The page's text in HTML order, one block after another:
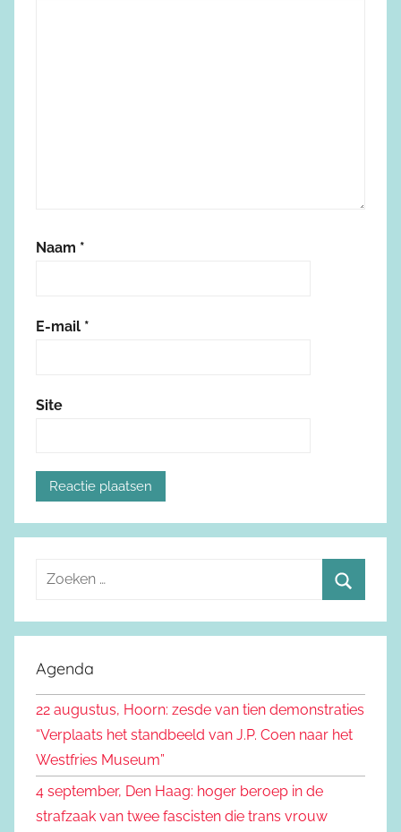
Naam *
E-mail *
Site
e
e
n
r
:
o
e
n
Agenda
22 augustus, Hoorn: zesde van tien demonstraties
“Verplaats het standbeeld van J.P. Coen naar het
Westfries Museum”
4 september, Den Haag: hoger beroep in de
strafzaak van twee fascisten die trans vrouw